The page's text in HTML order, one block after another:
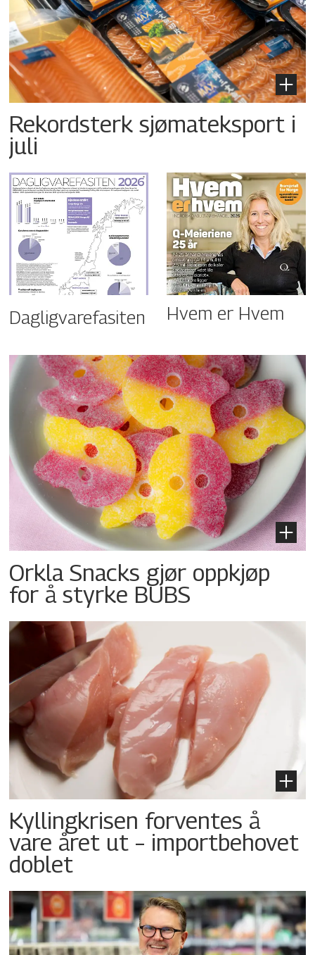
Rekordsterk sjømateksport i
juli
Dagligvarefasiten Hvem er Hvem
Orkla Snacks gjør oppkjøp
for å styrke BUBS
Kyllingkrisen forventes å
vare året ut – importbehovet
doblet